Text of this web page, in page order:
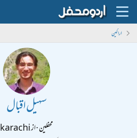
اراکین
سہیل اقبال
محفلین·ازkarachi